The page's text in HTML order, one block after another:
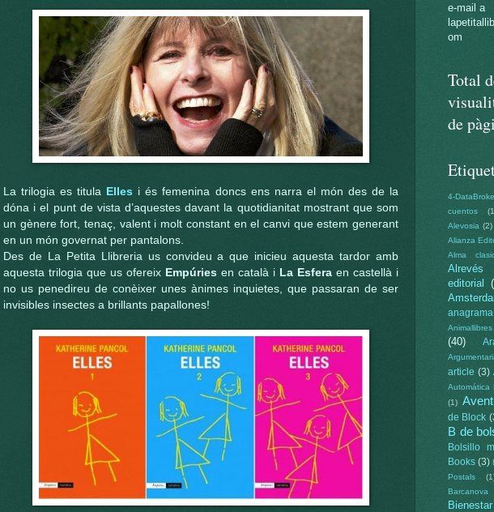
La trilogia es titula Elles i és femenina doncs ens narra el món des de la
dóna i el punt de vista d’aquestes davant la quotidianitat mostrant que som
un gènere fort, tenaç, valent i molt constant en el canvi que estem generant
en un món governat per pantalons.
Des de La Petita Llibreria us convideu a que inicieu aquesta tardor amb
aquesta trilogia que us ofereix Empúries en català i La Esfera en castellà i
no us penedireu de conèixer unes ànimes inquietes, que passaran de ser
invisibles insectes a brillants papallones!
e-mail a
om
Total
de
4-
cuentos
Alevosia (2)
Alianza
Alma
Alrevés
editorial
anagrama
Animallibres
(40)
article (3)
Automática
(1)
de Block
B de
Bolsillo
Books (3)
Postals
Barcanova
Bienestar